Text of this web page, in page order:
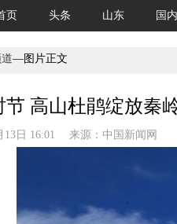
页 头条 山东 国内
—图片正文
节 高山杜鹃绽放秦
13日 16:01 来源： 中国新闻网